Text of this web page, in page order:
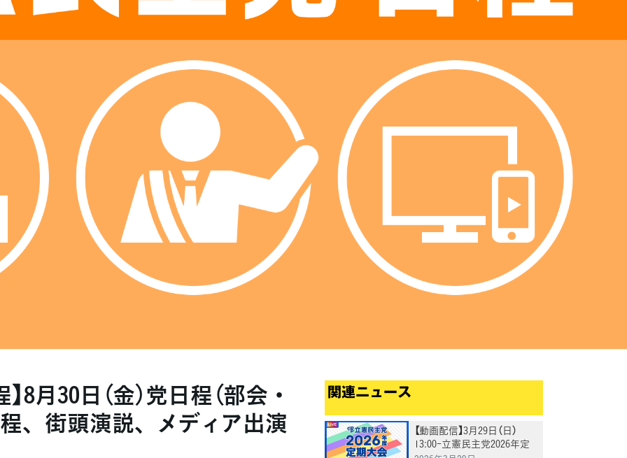
8月30日（金）党日程（部会・
、街頭演説、メディア出演
関連ニュース
【動画配信】3月29日（日）
13:00-立憲民主党2026年定